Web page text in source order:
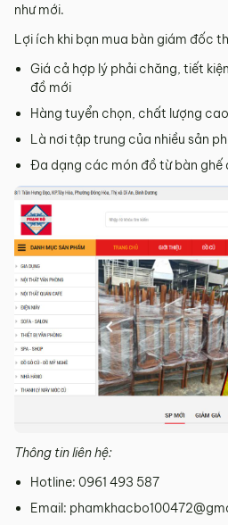
như mới.
Lợi ích khi bạn mua bàn giám đốc
Giá cả hợp lý phải chăng, tiết
đồ mới
Hàng tuyển chọn, chất lượng
Là nơi tập trung của nhiều sản
Đa dạng các món đồ từ bàn ghế
Thông tin liên hệ:
Hotline: 0961 493 587
Email: